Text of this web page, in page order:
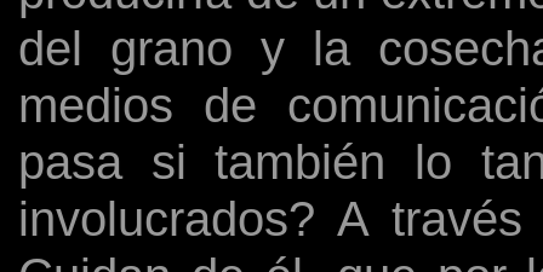
del grano y la
medios de
pasa si también lo
involucrados? A